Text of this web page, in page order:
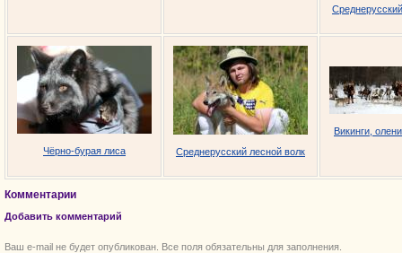
Чёрно-бурая лиса Среднерусский лесной волк
Викинги,
Комментарии
Добавить комментарий
Ваш e-mail не будет опубликован. Все поля обязательны для заполнения.